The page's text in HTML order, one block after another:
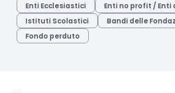
Enti Ecclesiastici
Enti no profit / Enti
Istituti Scolastici
Bandi delle
Fondo perduto